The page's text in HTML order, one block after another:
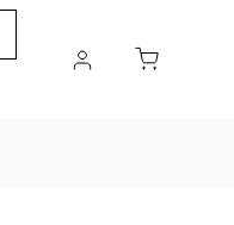
ZBOŽÍ HOBBY